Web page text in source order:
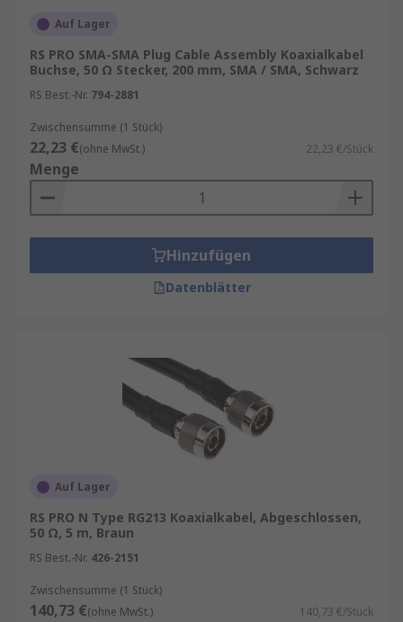
Auf Lager
RS PRO SMA-SMA Plug Cable Assembly Koaxialkabel
Buchse, 50 Ω Stecker, 200 mm, SMA / SMA, Schwarz
RS Best.-Nr. 794-2881
Zwischensumme (1 Stück)
22,23 €(ohne MwSt.) 22,23 €/Stück
Menge
Hinzufügen
Datenblätter
Auf Lager
RS PRO N Type RG213 Koaxialkabel, Abgeschlossen,
50 Ω, 5 m, Braun
RS Best.-Nr. 426-2151
Zwischensumme (1 Stück)
140,73 €(ohne MwSt.) 140,73 €/Stück